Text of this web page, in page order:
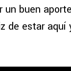
buen
de estar aquí